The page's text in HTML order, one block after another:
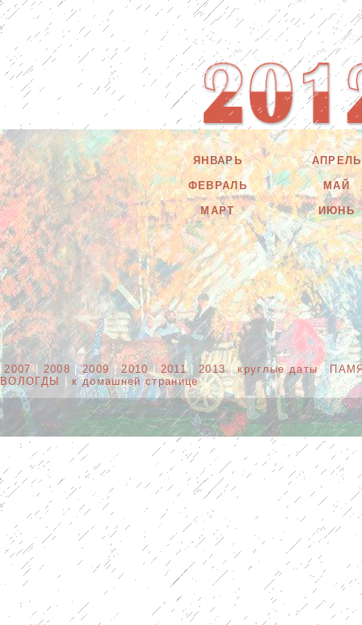
ЯНВАРЬ
ФЕВРАЛЬ
МАРТ
АПРЕЛЬ
МАЙ
ИЮНЬ
2007| 2008|2009|2010|2011|2013|круглые даты|
ВОЛОГДЫ
|к домашней странице